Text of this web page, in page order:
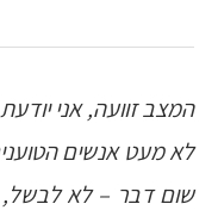
המצב זוועה, אני
לא מעט אנשים
שום דבר – לא